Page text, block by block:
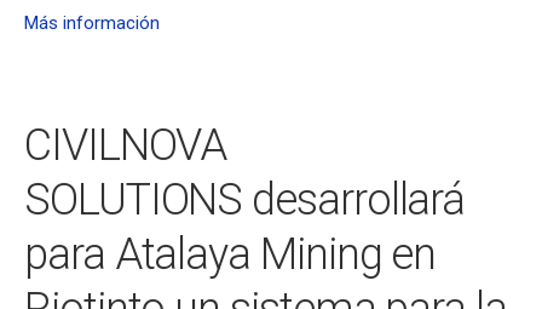
Más información
CIVILNOVA
SOLUTIONS desarrollará
para Atalaya Mining en